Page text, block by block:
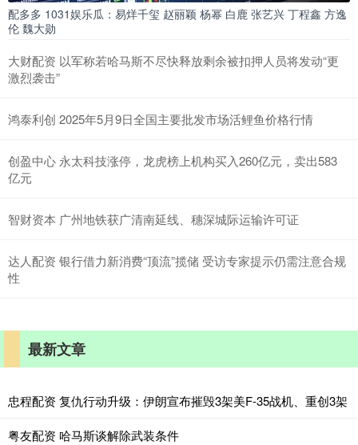
配多多 1031娱乐瓜：易烊千玺 赵丽颖 杨幂 白鹿 张艺兴 丁程鑫 方逸
伦 魏大勋
大财配资 以军称若哈马斯不尽快释放剩余被扣押人员将发动“更
激烈袭击”
鸿泰利创 2025年5月9日全国主要批发市场活鲤鱼价格行情
创盈中心 永太科技涨停，龙虎榜上机构买入260亿元，卖出583
亿元
智财资本 广州地铁获广清南延线、穗深城际运输许可证
达人配资 银行借力新消费“顶流”揽储 受访专家提示仍需注意合规
性
最新文章
忠程配资 复仇行动升级：伊朗宣布摧毁3架美F-35战机、重创3架
粤友配资 哈马斯谈解除武装条件